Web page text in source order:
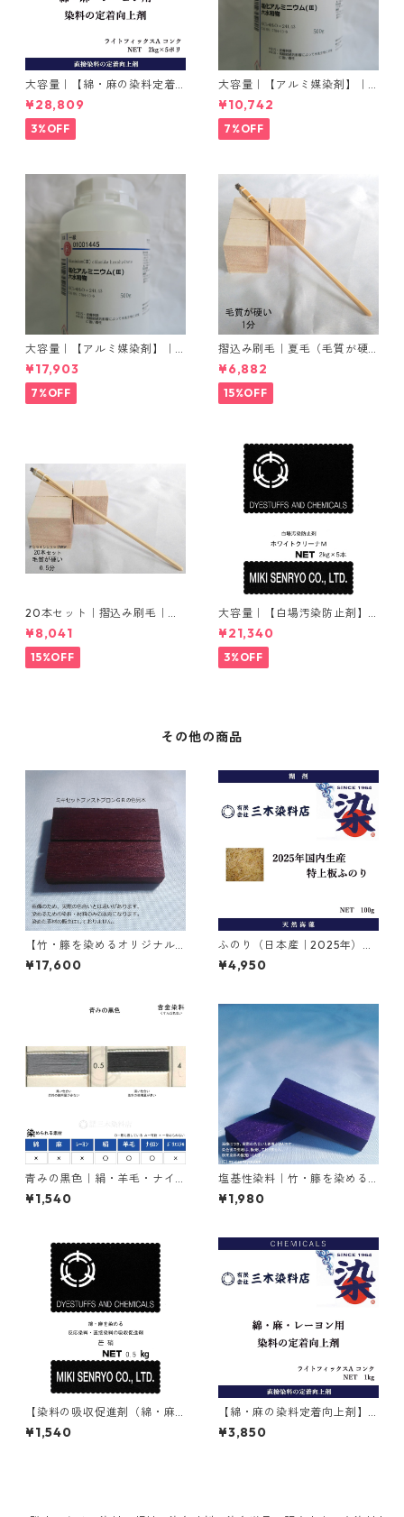
大容量｜【綿・麻の染料定着
向上剤】｜2kg×5本｜ライト
フィックスAコンク
¥28,809
3%OFF
大容量｜【アルミ媒染剤】｜5
00g−3本入り｜塩化アルミニ
ウム
¥10,742
7%OFF
大容量｜【アルミ媒染剤】｜5
00g−5本入り｜塩化アルミニ
ウム
¥17,903
7%OFF
摺込み刷毛｜夏毛（毛質が硬
い）1分｜16本入り＊1セット
¥6,882
15%OFF
20本セット｜摺込み刷毛｜夏
毛（毛質が硬い）0.5分
¥8,041
15%OFF
大容量｜【白場汚染防止剤】
｜2kg×5本｜ホワイトクリー
ナＭ
¥21,340
3%OFF
その他の商品
【竹・籐を染めるオリジナル
染料】｜1kg｜ミキセットファ
ストブロンＧＲ（こげ茶色）
¥17,600
ふのり（日本産｜2025年）｜
糊剤｜100g
¥4,950
青みの黒色｜絹・羊毛・ナイ
ロンを染める｜含金染料｜20
g｜イレミアブラックBG（青
¥1,540
塩基性染料｜竹・籐を染める
｜20g｜メチルバイオレット
ピュアスペシャル（紫色）
¥1,980
【染料の吸収促進剤（綿・麻
用）】｜500g｜無水芒硝
¥1,540
【綿・麻の染料定着向上剤】
｜1kg｜ライトフィックスAコ
ンク
¥3,850